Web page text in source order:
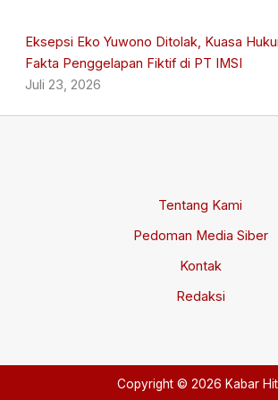
Eksepsi Eko Yuwono Ditolak, Kuasa
Fakta Penggelapan Fiktif di PT IMSI
Juli 23, 2026
Tentang Kami
Pedoman Media Siber
Kontak
Redaksi
Copyright © 2026 Kabar